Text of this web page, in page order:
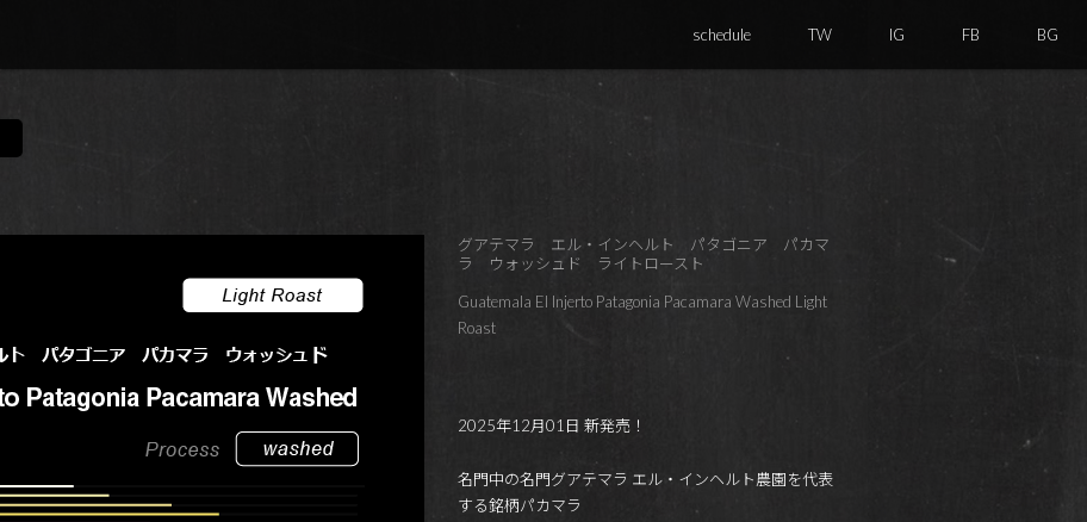
schedule TW IG FB BG
グアテマラ エル・インヘルト パタゴニア パカマ
ラ ウォッシュド ライトロースト
Guatemala El Injerto Patagonia Pacamara Washed Light
Roast
2025年12月01日 新発売！
名門中の名門グアテマラ エル・インヘルト農園を代表
する銘柄パカマラ